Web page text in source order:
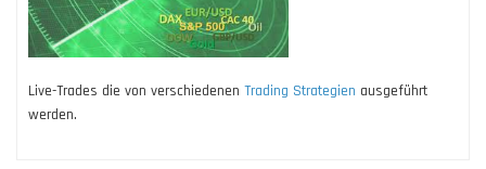
Live-Trades die von verschiedenen Trading Strategien ausgeführt
werden.